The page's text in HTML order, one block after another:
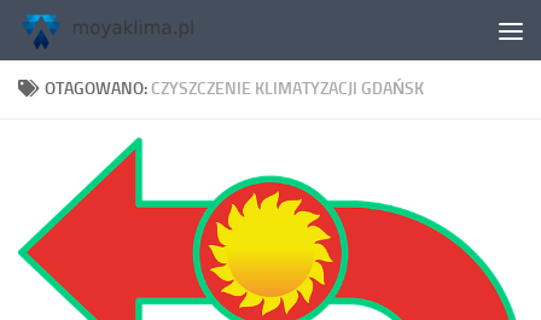
Skip to content
OTAGOWANO: CZYSZCZENIE KLIMATYZACJI GDAŃSK